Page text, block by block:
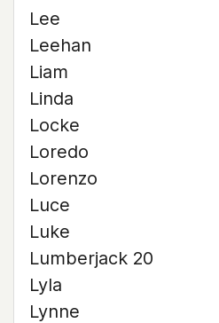
Lee
Leehan
Liam
Linda
Locke
Loredo
Lorenzo
Luce
Luke
Lumberjack 20
Lyla
Lynne